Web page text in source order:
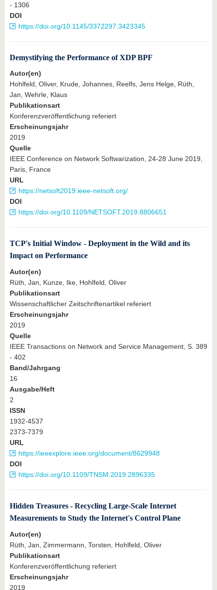
- 1306
DOI
https://doi.org/10.1145/3372297.3423345
Demystifying the Performance of XDP BPF
Autor(en)
Hohlfeld, Oliver, Krude, Johannes, Reelfs, Jens Helge, Rüth,
Jan, Wehrle, Klaus
Publikationsart
Konferenzveröffentlichung referiert
Erscheinungsjahr
2019
Quelle
IEEE Conference on Network Softwarization, 24-28 June 2019,
Paris, France
URL
https://netsoft2019.ieee-netsoft.org/
DOI
https://doi.org/10.1109/NETSOFT.2019.8806651
TCP's Initial Window - Deployment in the Wild and its
Impact on Performance
Autor(en)
Rüth, Jan, Kunze, Ike, Hohlfeld, Oliver
Publikationsart
Wissenschaftlicher Zeitschriftenartikel referiert
Erscheinungsjahr
2019
Quelle
IEEE Transactions on Network and Service Management, S. 389
- 402
Band/Jahrgang
16
Ausgabe/Heft
2
ISSN
1932-4537
2373-7379
URL
https://ieeexplore.ieee.org/document/8629948
DOI
https://doi.org/10.1109/TNSM.2019.2896335
Hidden Treasures - Recycling Large-Scale Internet
Measurements to Study the Internet's Control Plane
Autor(en)
Rüth, Jan, Zimmermann, Torsten, Hohlfeld, Oliver
Publikationsart
Konferenzveröffentlichung referiert
Erscheinungsjahr
2019